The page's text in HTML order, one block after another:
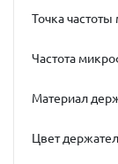
Точка
Частота
Материал
Цвет